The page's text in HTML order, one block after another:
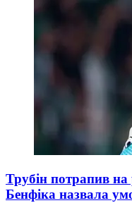
Трубін потрапив
Бенфіка назвала